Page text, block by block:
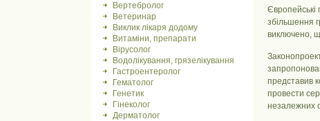
Вертебролог
Ветеринар
Виклик лікаря додому
Витаміни, препарати
Вірусолог
Водолікування, грязелікування
Гастроентеролог
Гематолог
Генетик
Гінеколог
Дерматолог
Європейські
збільшення
виключено,
представив
провести
незалежних